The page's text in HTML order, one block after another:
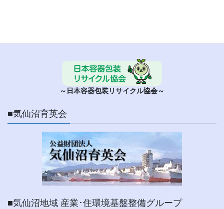
～日本容器包装リサイクル協会～
■気仙沼育英会
■気仙沼地域 産業･住環境基盤整備グループ